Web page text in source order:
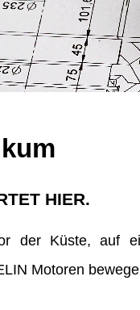
HIER.
der Küste, auf
Motoren